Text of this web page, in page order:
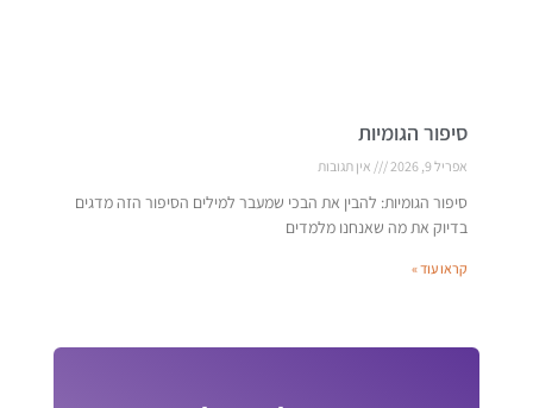
סיפור הגומיות
אפריל 9, 2026 אין תגובות
סיפור הגומיות: להבין את הבכי שמעבר למילים הסיפור הזה מדגים
בדיוק את מה שאנחנו מלמדים
קראו עוד »